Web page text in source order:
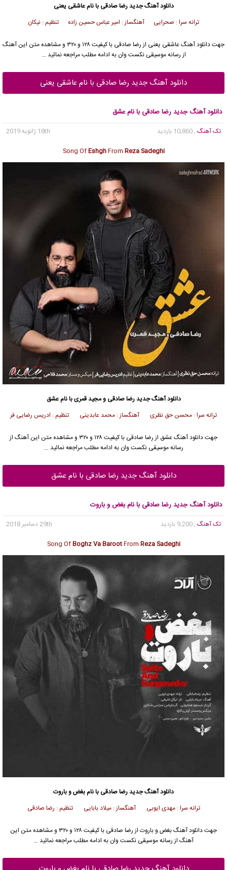
دانلود آهنگ جدیدرضا صادقی با نام عاشقی یعنی
ترانه سرا : صحرایی آهنگساز : امیر عباس حسین زاده تنظیم : نیکان
جهت دانلود آهنگ عاشقی یعنی از رضا صادقی
با کیفیت ۱۲۸ و ۳۲۰ و مشاهده متن این آهنگ
از رسانه موسیقی نکست وان به ادامه مطلب مراجعه نمائید …
دانلود آهنگ جدید رضا صادقی با نام عاشقی یعنی
دانلود آهنگ جدید رضا صادقی با نام عشق
تک آهنگ , 10,860 بازدید
18th ژانویه 2019
Song OfEshghFrom Reza Sadeghi
دانلود آهنگ جدیدرضا صادقی و مجید قمری با نام عشق
ترانه سرا : محسن حق نظری آهنگساز : محمد عابدینی تنظیم : ادریس رضایی فر
جهت دانلود آهنگ عشق از رضا صادقی
با کیفیت ۱۲۸ و ۳۲۰ و مشاهده متن این آهنگ از
رسانه موسیقی نکست وان به ادامه مطلب مراجعه نمائید …
دانلود آهنگ جدید رضا صادقی با نام عشق
دانلود آهنگ جدید رضا صادقی با نام بغض و باروت
تک آهنگ , 9,200 بازدید
29th دسامبر 2018
Song OfBoghz Va BarootFrom Reza Sadeghi
دانلود آهنگ جدیدرضا صادقی با نام بغض و باروت
ترانه سرا : مهدی ایوبی آهنگساز : میلاد بابایی تنظیم : رضا صادقی
جهت دانلود آهنگ بغض و باروت از رضا صادقی
با کیفیت ۱۲۸ و ۳۲۰ و مشاهده متن این
آهنگ از رسانه موسیقی نکست وان به ادامه مطلب مراجعه نمائید …